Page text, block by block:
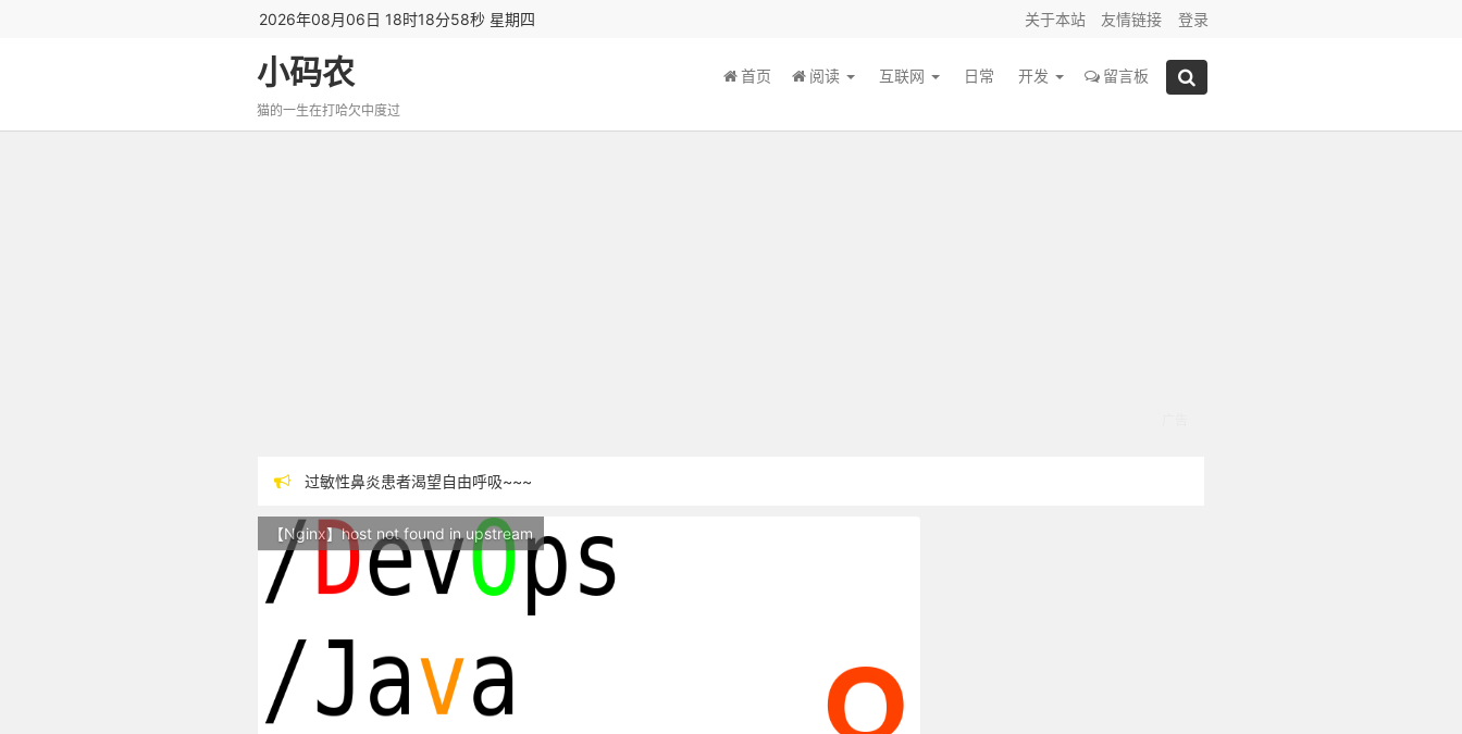
2026年08月06日 18时18分59秒 星期四 关于本站 友情链接 登录
小码农
猫的一生在打哈欠中度过
首页 阅读 互联网 日常 开发 留言板
过敏性鼻炎患者渴望自由呼吸~~~
站点随时调整中，如果不能访问，请稍等片刻
反对日本核废水排海
【Nginx】host not found in upstream